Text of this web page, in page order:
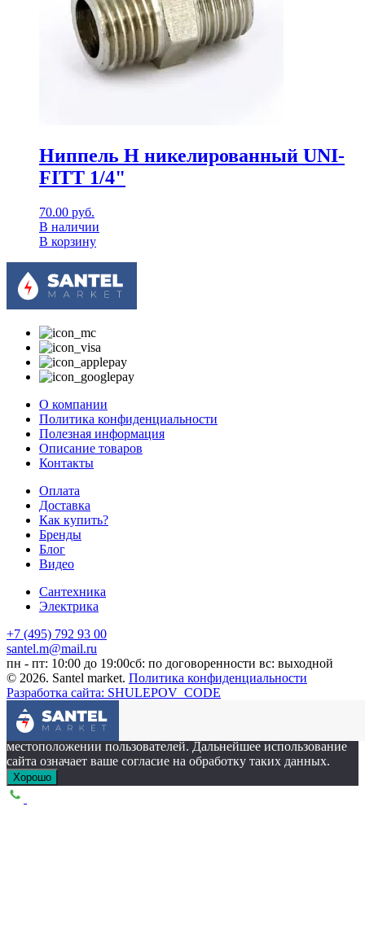
Ниппель Н никелированный UNI-
FITT 1/4"
70.00 руб.
В наличии
В корзину
О компании
Политика конфиденциальности
Полезная информация
Описание товаров
Контакты
Оплата
Доставка
Как купить?
Бренды
Блог
Видео
Сантехника
Электрика
+7 (495) 792 93 00
santel.m@mail.ru
пн - пт: 10:00 до 19:00сб: по договоренности вс: выходной
© 2026. Santel market. Политика конфиденциальности
Разработка сайта: SHULEPOV_CODE
Этот сайт собирает cookie-файлы, данные об IP-адресе и
местоположении пользователей. Дальнейшее использование
сайта означает ваше согласие на обработку таких данных.
Хорошо